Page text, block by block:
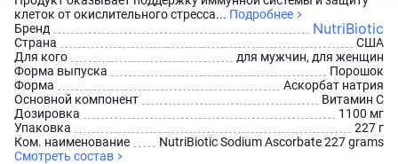
клеток от окислительного стресса... Подробнее
Бренд
NutriBiotic
Страна
США
Для кого
для мужчин, для женщин
Форма выпуска
Порошок
Форма
Аскорбат натрия
Основной компонент
Витамин С
Дозировка
1100 мг
Упаковка
227 г
Ком. наименование
NutriBiotic Sodium Ascorbate 227 grams
Смотреть состав